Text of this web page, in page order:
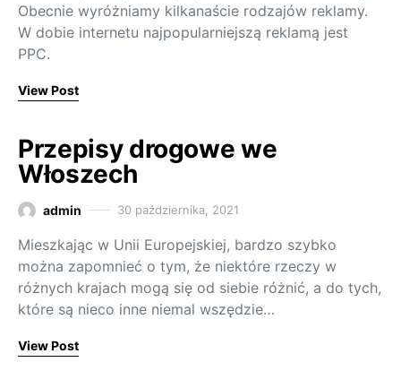
Obecnie wyróżniamy kilkanaście rodzajów reklamy.
W dobie internetu najpopularniejszą reklamą jest
PPC.
View Post
Przepisy drogowe we
Włoszech
admin 30 października, 2021
Mieszkając w Unii Europejskiej, bardzo szybko
można zapomnieć o tym, że niektóre rzeczy w
różnych krajach mogą się od siebie różnić, a do tych,
które są nieco inne niemal wszędzie…
View Post